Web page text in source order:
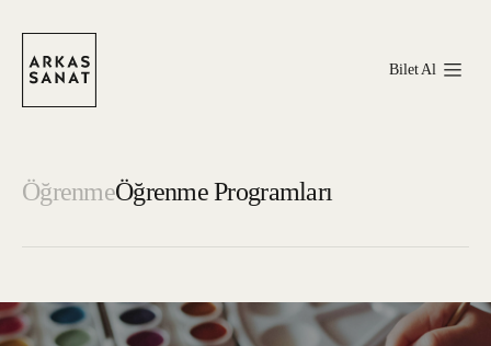
Bilet Al
ÖğrenmeÖğrenme Programları